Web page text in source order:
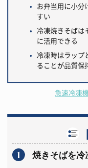
お弁当用に小分
すい
冷凍焼きそばは
に活用できる
冷凍時はラップ
ることが品質保
急速冷凍
1 焼きそばを冷